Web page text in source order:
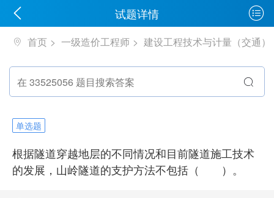
试题详情
首页 一级造价工程师 建设工程技术与计量（交通）
单选题
根据隧道穿越地层的不同情况和目前隧道施工技术
的发展，山岭隧道的支护方法不包括（ ）。